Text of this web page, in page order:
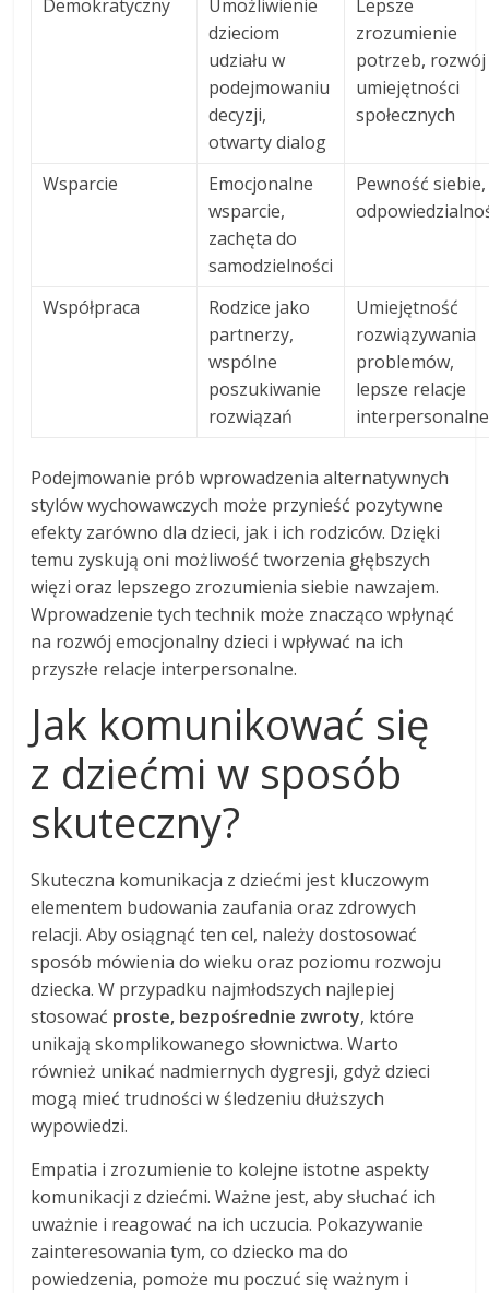
Demokratyczny
Umożliwienie
dzieciom
udziału w
podejmowaniu
decyzji,
otwarty dialog
Lepsze
zrozumienie
potrzeb, rozwój
umiejętności
społecznych
Wsparcie
Emocjonalne
wsparcie,
zachęta do
samodzielności
Pewność siebie,
Współpraca
Rodzice jako
partnerzy,
wspólne
poszukiwanie
rozwiązań
Umiejętność
rozwiązywania
problemów,
lepsze relacje
interpersonalne
Podejmowanie prób wprowadzenia alternatywnych
stylów wychowawczych może przynieść pozytywne
efekty zarówno dla dzieci, jak i ich rodziców. Dzięki
temu zyskują oni możliwość tworzenia głębszych
więzi oraz lepszego zrozumienia siebie nawzajem.
Wprowadzenie tych technik może znacząco wpłynąć
na rozwój emocjonalny dzieci i wpływać na ich
przyszłe relacje interpersonalne.
Jak komunikować się
z dziećmi w sposób
skuteczny?
Skuteczna komunikacja z dziećmi jest kluczowym
elementem budowania zaufania oraz zdrowych
relacji. Aby osiągnąć ten cel, należy dostosować
sposób mówienia do wieku oraz poziomu rozwoju
dziecka. W przypadku najmłodszych najlepiej
stosować proste, bezpośrednie zwroty, które
unikają skomplikowanego słownictwa. Warto
również unikać nadmiernych dygresji, gdyż dzieci
mogą mieć trudności w śledzeniu dłuższych
wypowiedzi.
Empatia i zrozumienie to kolejne istotne aspekty
komunikacji z dziećmi. Ważne jest, aby słuchać ich
uważnie i reagować na ich uczucia. Pokazywanie
zainteresowania tym, co dziecko ma do
powiedzenia, pomoże mu poczuć się ważnym i